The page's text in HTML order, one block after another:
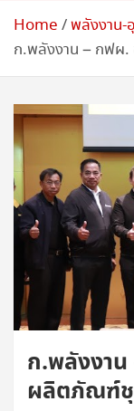
Home พลังงาน-
ก.พลังงาน – กฟผ
ก.พลังงา
ผลิตภัณฑ์ชุ